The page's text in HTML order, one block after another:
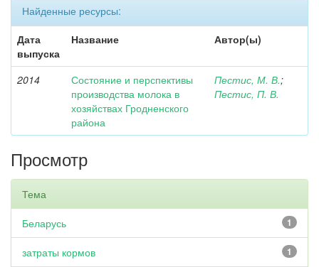
Найденные ресурсы:
Дата
выпуска
Название Автор(ы)
2014
Состояние и перспективы
производства молока в
хозяйствах Гродненского
района
Пестис, М. В.;
Пестис, П. В.
Просмотр
Тема
1
Беларусь
1
затраты кормов